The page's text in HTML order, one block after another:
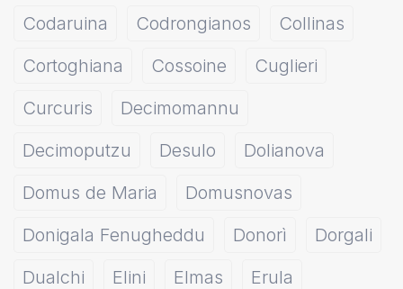
Codaruina Codrongianos
Collinas
Cortoghiana
Cossoine
Cuglieri
Curcuris
Decimomannu
Decimoputzu
Desulo
Dolianova
Domus de Maria
Domusnovas
Donigala Fenugheddu
Donorì
Dorgali
Dualchi
Elini Elmas
Erula